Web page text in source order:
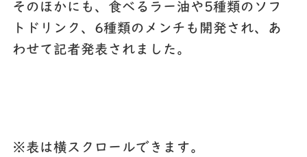
そのほかにも、食べるラー油や5種類のソフ
トドリンク、6種類のメンチも開発され、あ
わせて記者発表されました。
※表は横スクロールできます。